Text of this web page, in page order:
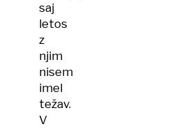
saj
letos
z
njim
nisem
imel
težav.
V